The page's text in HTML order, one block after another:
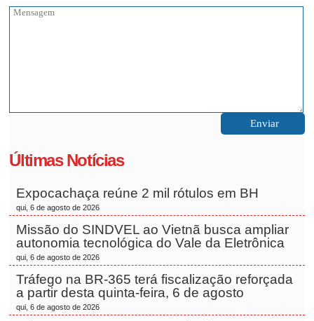
Últimas Notícias
Expocachaça reúne 2 mil rótulos em BH
qui, 6 de agosto de 2026
Missão do SINDVEL ao Vietnã busca ampliar
autonomia tecnológica do Vale da Eletrônica
qui, 6 de agosto de 2026
Tráfego na BR-365 terá fiscalização reforçada
a partir desta quinta-feira, 6 de agosto
qui, 6 de agosto de 2026